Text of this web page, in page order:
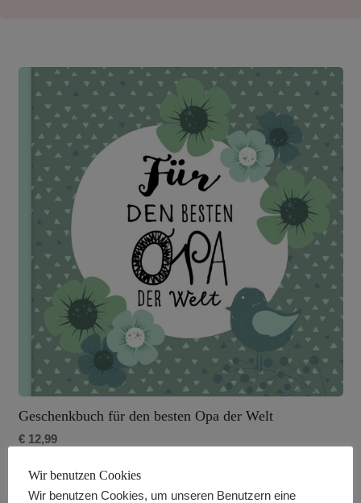
Geschenkbuch für den besten Opa der Welt
€12,99
Wir benutzen Cookies
Wir benutzen Cookies, um unseren Benutzern eine